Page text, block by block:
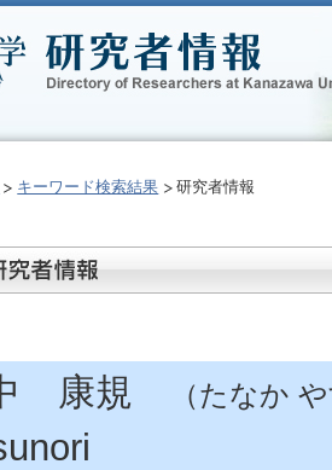
キーワード検索結果 研究者情報
康規 （たなか